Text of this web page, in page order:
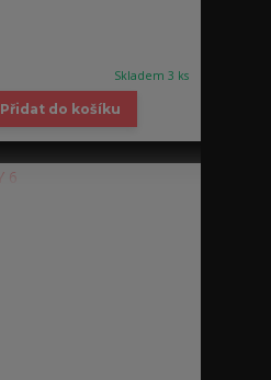
Skladem 3 ks
Přidat do košíku